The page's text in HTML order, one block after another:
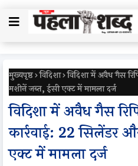
मुख्यपृष्ठ विदिशा विदिशा में अवैध गैस
मशीनें जब्त, ईसी एक्ट में मामला दर्ज
विदिशा में अवैध गैस
कार्रवाई: 22 सिलेंडर
एक्ट में मामला दर्ज